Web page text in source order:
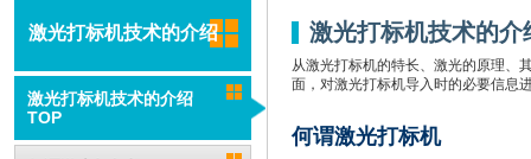
激光打标机技术的介绍
激光打标机技术的介绍
TOP
激光打标机技术的介
从激光打标机的特长、激光的原理、
面，对激光打标机导入时的必要信息
何谓激光打标机